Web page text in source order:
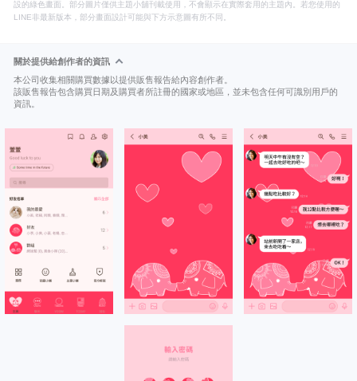
設的綠色畫面。部分圖片僅供主題小舖刊載使用，不會顯示在實際套用的主題內。若您使用的
LINE非最新版本，部分畫面設計可能與下方示意圖有所不同。
關於提供給創作者的資訊
本公司收集相關購買數據以提供販售報告給內容創作者。
該販售報告包含購買日期及購買者所註冊的國家或地區，並未包含任何可識別用戶的
資訊。